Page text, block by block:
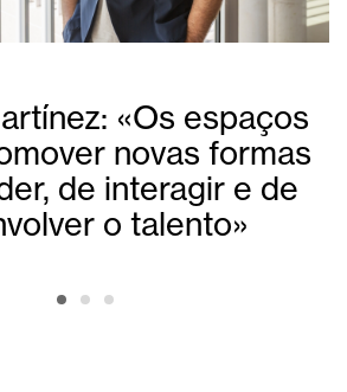
«Os espaços
novas formas
de interagir e de
o talento»